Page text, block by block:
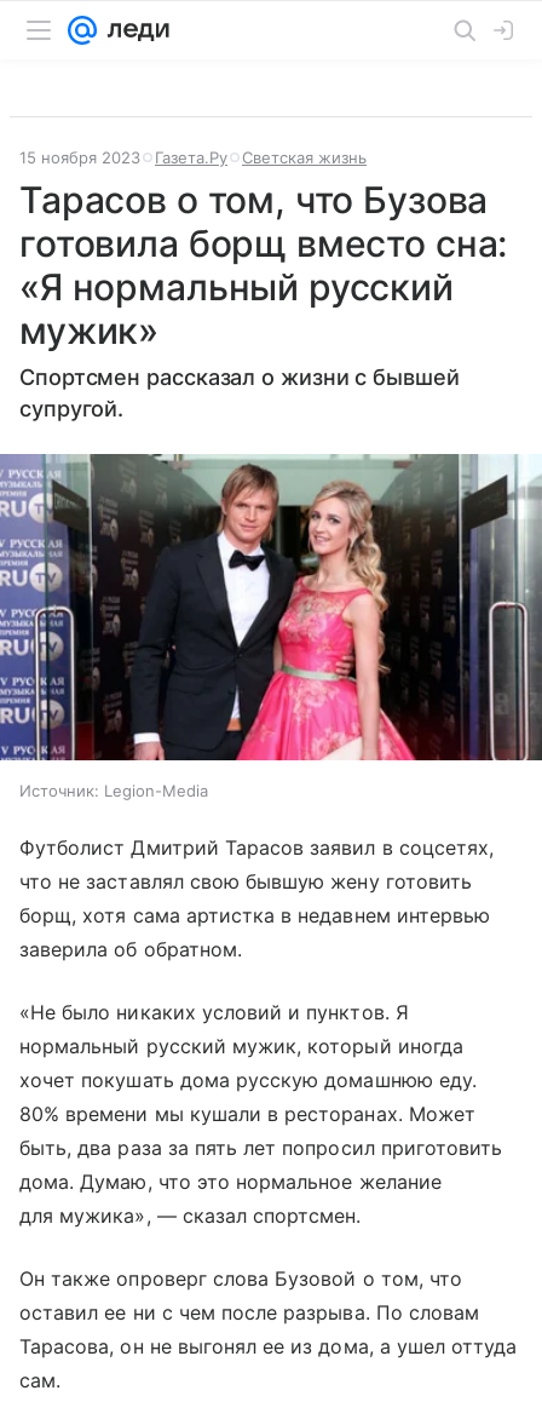
15 ноября 2023 Газета.Ру Светская жизнь
Тарасов о том, что Бузова
готовила борщ вместо сна:
«Я нормальный русский
мужик»
Спортсмен рассказал о жизни с бывшей
супругой.
Источник: Legion-Media
Футболист Дмитрий Тарасов заявил в соцсетях,
что не заставлял свою бывшую жену готовить
борщ, хотя сама артистка в недавнем интервью
заверила об обратном.
«Не было никаких условий и пунктов. Я
нормальный русский мужик, который иногда
хочет покушать дома русскую домашнюю еду.
80% времени мы кушали в ресторанах. Может
быть, два раза за пять лет попросил приготовить
дома. Думаю, что это нормальное желание
для мужика», — сказал спортсмен.
Он также опроверг слова Бузовой о том, что
оставил ее ни с чем после разрыва. По словам
Тарасова, он не выгонял ее из дома, а ушел оттуда
сам.